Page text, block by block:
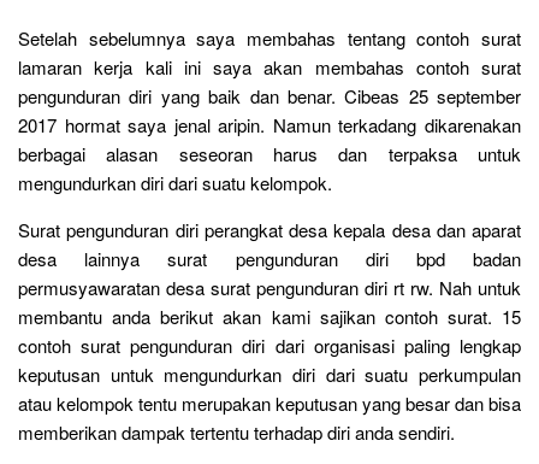
Setelah sebelumnya saya membahas tentang contoh surat
lamaran kerja kali ini saya akan membahas contoh surat
pengunduran diri yang baik dan benar. Cibeas 25 september
2017 hormat saya jenal aripin. Namun terkadang dikarenakan
berbagai alasan seseoran harus dan terpaksa untuk
mengundurkan diri dari suatu kelompok.
Surat pengunduran diri perangkat desa kepala desa dan aparat
desa lainnya surat pengunduran diri bpd badan
permusyawaratan desa surat pengunduran diri rt rw. Nah untuk
membantu anda berikut akan kami sajikan contoh surat. 15
contoh surat pengunduran diri dari organisasi paling lengkap
keputusan untuk mengundurkan diri dari suatu perkumpulan
atau kelompok tentu merupakan keputusan yang besar dan bisa
memberikan dampak tertentu terhadap diri anda sendiri.